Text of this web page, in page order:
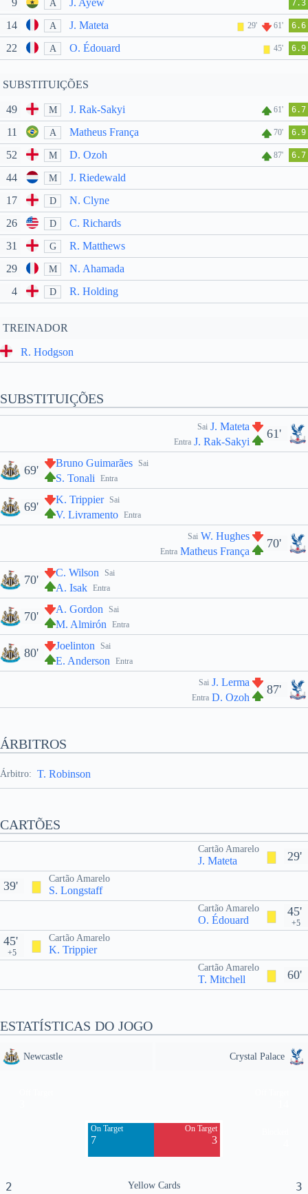
9 A J. Ayew 7.3
14 A J. Mateta 29' 61' 6.6
22 A O. Édouard 45' 6.9
SUBSTITUIÇÕES
49 M J. Rak-Sakyi 61' 6.7
11 A Matheus França 70' 6.9
52 M D. Ozoh 87' 6.7
44 M
J. Riedewald
17
D
N. Clyne
26
D
C. Richards
31
G
R. Matthews
29
M
N. Ahamada
4
D R. Holding
TREINADOR
R. Hodgson
SUBSTITUIÇÕES
61'
Sai J. Mateta
Entra J. Rak-Sakyi
Sai
Bruno Guimarães
Entra
S. Tonali
69'
Sai
K. Trippier
Entra
V. Livramento
69'
70'
Sai W. Hughes
Entra Matheus França
Sai
C. Wilson
Entra
A. Isak
70'
Sai
A. Gordon
Entra
M. Almirón
70'
Sai
Joelinton
Entra
E. Anderson
80'
87'
Sai J. Lerma
Entra D. Ozoh
ÁRBITROS
Árbitro: T. Robinson
CARTÕES
29'
Cartão Amarelo
J. Mateta
Cartão Amarelo
S. Longstaff
39'
45'
+5
Cartão Amarelo
O. Édouard
Cartão Amarelo
K. Trippier
45'
+5
60'
Cartão Amarelo
T. Mitchell
ESTATÍSTICAS DO JOGO
Newcastle Crystal Palace
On Target
7
On Target
3
2 Yellow Cards 3